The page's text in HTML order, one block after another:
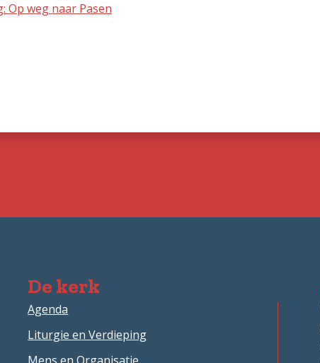
Op weg naar Pasen
De kerk
Agenda
Liturgie en Verdieping